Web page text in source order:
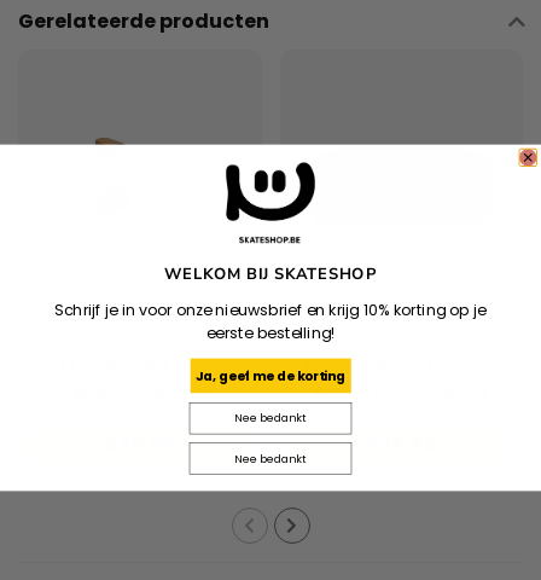
Gerelateerde producten
Coffee Break Espresso
Maker - Brown
Dickies Duck Canvas
Pencil Case - Black
WELKOM BIJ SKATESHOP
Schrijf je in voor onze nieuwsbrief en krijg 10% korting op je
eerste bestelling!
Ja, geef me de korting
Nee bedankt
Nee bedankt